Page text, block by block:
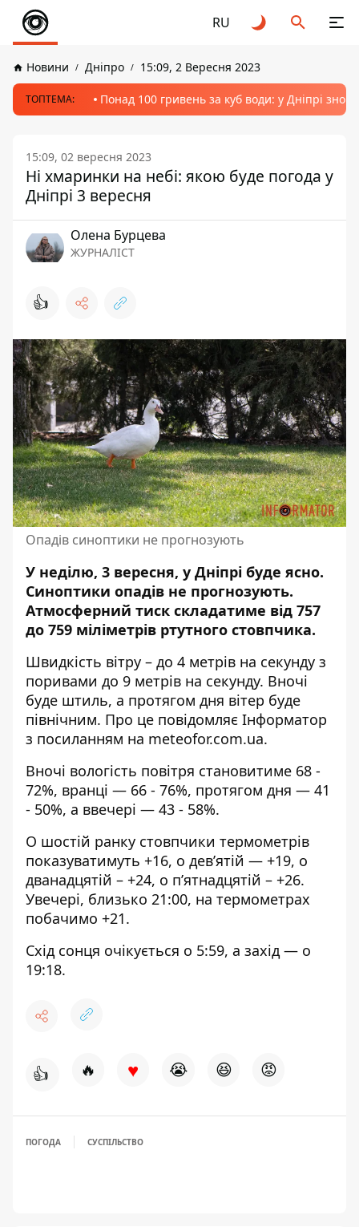
RU
Новини Дніпро 15:09, 2 Вересня 2023
ТОПТЕМА: Понад 100 гривень за куб води: у Дніпрі
15:09, 02 вересня 2023
Ні хмаринки на небі: якою буде погода у
Дніпрі 3 вересня
Олена Бурцева
ЖУРНАЛІСТ
👍
Опадів синоптики не прогнозують
У неділю, 3 вересня, у Дніпрі буде ясно.
Синоптики опадів не прогнозують.
Атмосферний тиск складатиме від 757
до 759 міліметрів ртутного стовпчика.
Швидкість вітру – до 4 метрів на секунду з
поривами до 9 метрів на секунду. Вночі
буде штиль, а протягом дня вітер буде
північним. Про це повідомляє Інформатор
з посиланням на meteofor.com.ua.
Вночі вологість повітря становитиме 68 -
72%, вранці — 66 - 76%, протягом дня — 41
- 50%, а ввечері — 43 - 58%.
О шостій ранку стовпчики термометрів
показуватимуть +16, о дев’ятій — +19, о
дванадцятій – +24, о п’ятнадцятій – +26.
Увечері, близько 21:00, на термометрах
побачимо +21.
Схід сонця очікується о 5:59, а захід — о
19:18.
👍 🔥 ♥ 😭 😆 😡
ПОГОДА СУСПІЛЬСТВО